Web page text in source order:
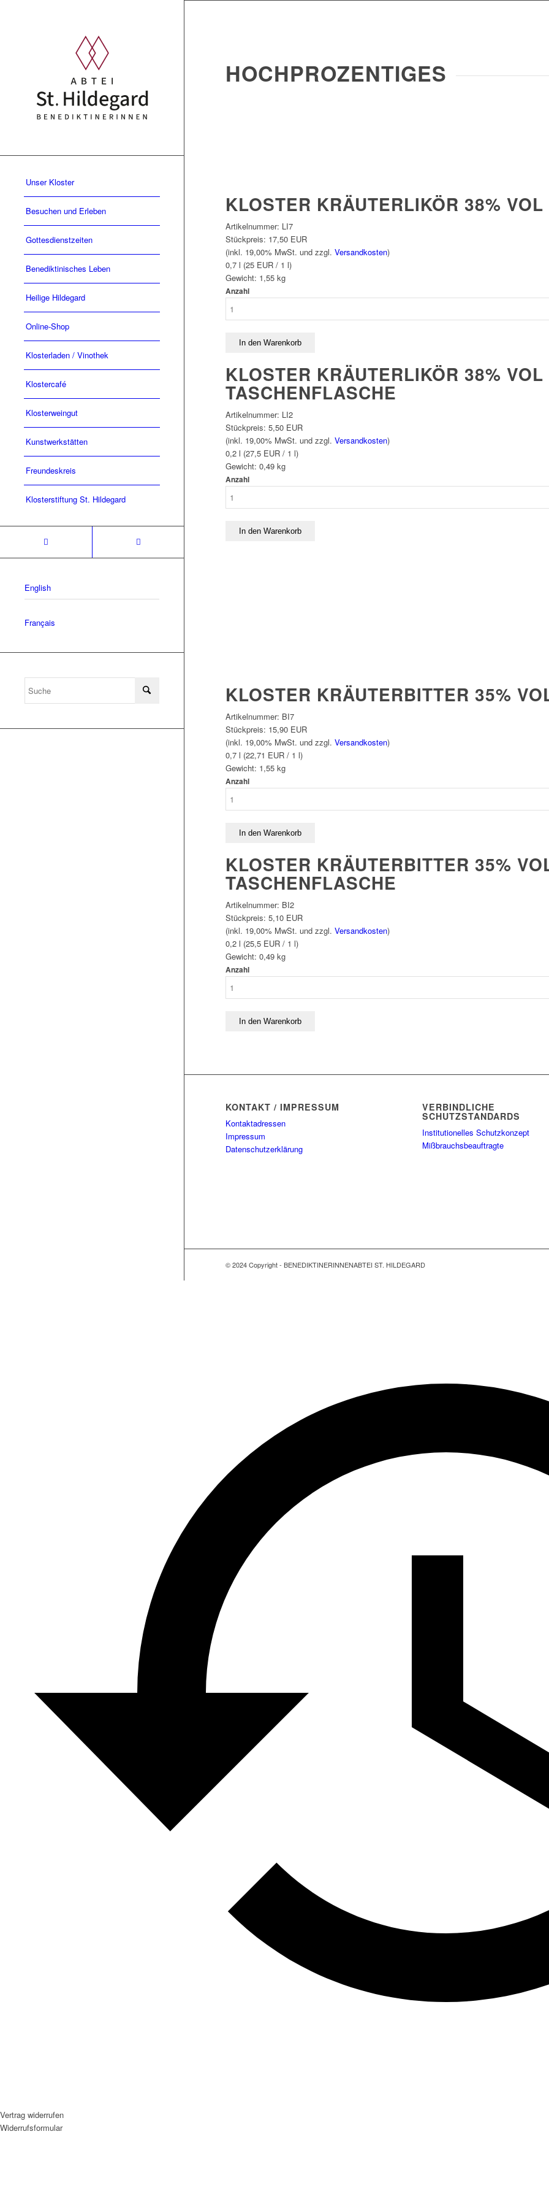
Unser Kloster
Besuchen und Erleben
Gottesdienstzeiten
Benediktinisches Leben
Heilige Hildegard
Online-Shop
Klosterladen / Vinothek
Klostercafé
Klosterweingut
Kunstwerkstätten
Freundeskreis
Klosterstiftung St. Hildegard
English
Français
HOCHPROZENTIGES
KLOSTER KRÄUTERLIKÖR 38% VOL
Artikelnummer: LI7
Stückpreis: 17,50 EUR
(inkl. 19,00% MwSt. und zzgl. Versandkosten)
0,7 l (25 EUR / 1 l)
Gewicht: 1,55kg
Anzahl
KLOSTER KRÄUTERLIKÖR 38% VOL
TASCHENFLASCHE
Artikelnummer: LI2
Stückpreis: 5,50 EUR
(inkl. 19,00% MwSt. und zzgl. Versandkosten)
0,2 l (27,5 EUR / 1 l)
Gewicht: 0,49kg
Anzahl
KLOSTER KRÄUTERBITTER 35%
Artikelnummer: BI7
Stückpreis: 15,90 EUR
(inkl. 19,00% MwSt. und zzgl. Versandkosten)
0,7 l (22,71 EUR / 1 l)
Gewicht: 1,55kg
Anzahl
KLOSTER KRÄUTERBITTER 35%
TASCHENFLASCHE
Artikelnummer: BI2
Stückpreis: 5,10 EUR
(inkl. 19,00% MwSt. und zzgl. Versandkosten)
0,2 l (25,5 EUR / 1 l)
Gewicht: 0,49kg
Anzahl
KONTAKT / IMPRESSUM
Kontaktadressen
Impressum
Datenschutzerklärung
VERBINDLICHE
SCHUTZSTANDARDS
Institutionelles Schutzkonzept
Mißbrauchsbeauftragte
© 2024 Copyright - BENEDIKTINERINNENABTEI ST. HILDEGARD
Vertrag widerrufen
Widerrufsformular